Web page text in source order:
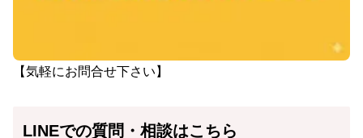
【気軽にお問合せ下さい】
LINEでの質問・相談はこちら